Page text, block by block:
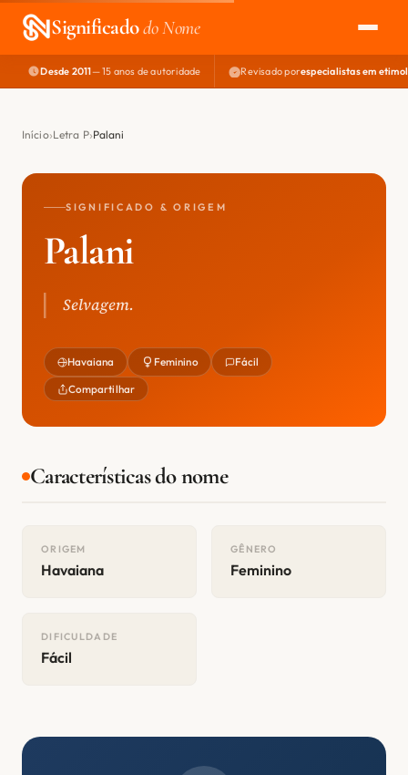
Significadodo Nome
EXPLORAR
NOME PERFEITO
Desde 2011— 15 anos de autoridade Revisado porespecialistas em
Início Letra P Palani
SIGNIFICADO & ORIGEM
Palani
Selvagem.
Havaiana Feminino Fácil
Compartilhar
Características do nome
ORIGEM
Havaiana
GÊNERO
Feminino
DIFICULDADE
Fácil